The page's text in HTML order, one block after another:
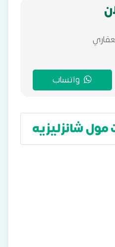
واتساب
مول شانزليزيه